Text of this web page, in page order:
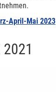
April-Mai 2023
2021